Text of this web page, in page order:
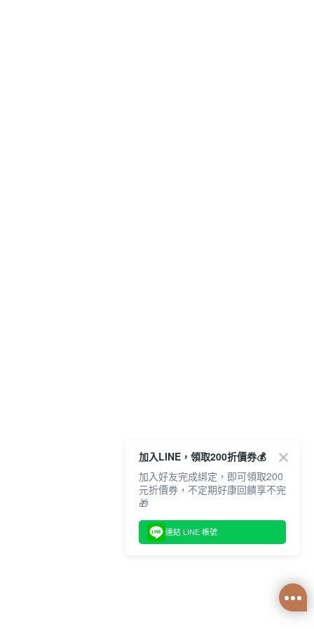
加入LINE，領取200折價券💰
加入好友完成綁定，即可領取200
元折價券，不定期好康回饋享不完
🎁
連結 LINE 帳號